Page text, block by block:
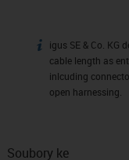
igus-icon-info
igus SE & Co. KG
cable length as
inlcuding
open harnessing.
Soubory ke